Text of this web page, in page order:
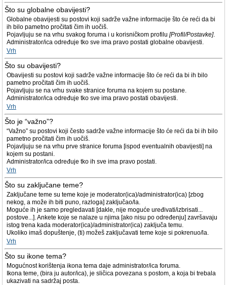
Što su globalne obavijesti?
Globalne obavijesti su postovi koji sadrže važne informacije što će reći da bi
ih bilo pametno pročitati čim ih uočiš.
Pojavljuju se na vrhu svakog foruma i u korisničkom profilu [Profil/Postavke].
Administrator/ica određuje tko sve ima pravo postati globalne obavijesti.
Vrh
Što su obavijesti?
Obavijesti su postovi koji sadrže važne informacije što će reći da bi ih bilo
pametno pročitati čim ih uočiš.
Pojavljuju se na vrhu svake stranice foruma na kojem su postane.
Administrator/ica određuje tko sve ima pravo postati obavijesti.
Vrh
Što je “važno”?
“Važno” su postovi koji često sadrže važne informacije što će reći da bi ih bilo
pametno pročitati čim ih uočiš.
Pojavljuju se na vrhu prve stranice foruma [ispod eventualnih obavijesti] na
kojem su postani.
Administrator/ica određuje tko ih sve ima pravo postati.
Vrh
Što su zaključane teme?
Zaključane teme su teme koje je moderator(ica)/administrator(ica) [zbog
nekog, a može ih biti puno, razloga] zaključao/la.
Moguće ih je samo pregledavati [dakle, nije moguće uređivati/izbrisati...
postove...]. Ankete koje se nalaze u njima [ako nisu po određenju] završavaju
istog trena kada moderator(ica)/administrator(ica) zaključa temu.
Ukoliko imaš dopuštenje, (ti) možeš zaključavati teme koje si pokrenuo/la.
Vrh
Što su ikone tema?
Mogućnost korištenja ikona tema daje administrator/ica foruma.
Ikona teme, (bira ju autor/ica), je sličica povezana s postom, a koja bi trebala
ukazivati na sadržaj posta.